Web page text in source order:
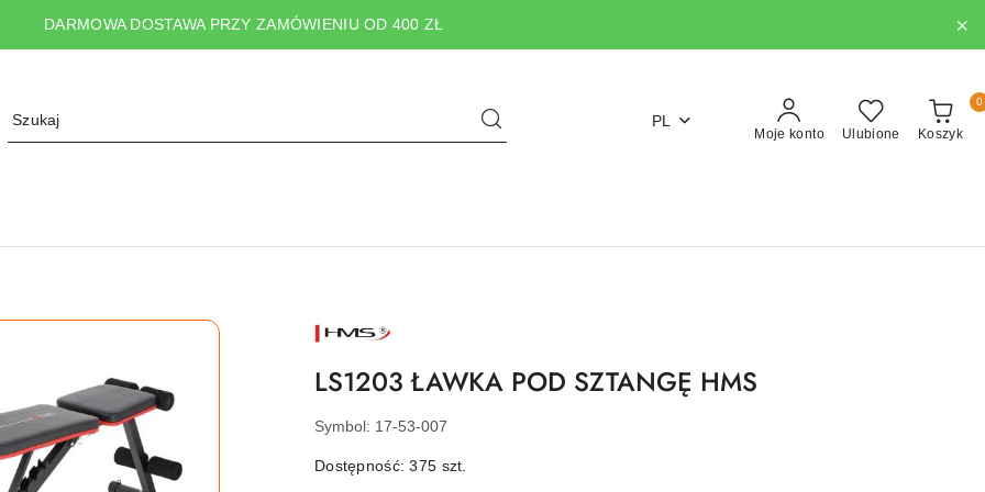
DARMOWA DOSTAWA PRZY ZAMÓWIENIU OD 400 ZŁ
PL
Moje konto Ulubione Koszyk
0
NAZWA
PRODUCENTA:
LS1203 ŁAWKA POD SZTANGĘ HMS
Symbol: 17-53-007
Dostępność:375 szt.